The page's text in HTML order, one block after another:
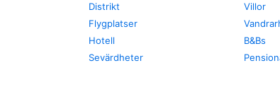
Distrikt
Flygplatser
Hotell
Sevärdheter
Villor
B&Bs